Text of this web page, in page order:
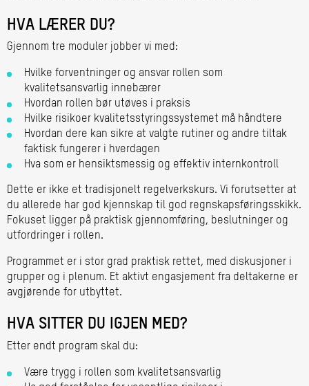
HVA LÆRER DU?
Gjennom tre moduler jobber vi med:
Hvilke forventninger og ansvar rollen som
kvalitetsansvarlig innebærer
Hvordan rollen bør utøves i praksis
Hvilke risikoer kvalitetsstyringssystemet må håndtere
Hvordan dere kan sikre at valgte rutiner og andre tiltak
faktisk fungerer i hverdagen
Hva som er hensiktsmessig og effektiv internkontroll
Dette er ikke et tradisjonelt regelverkskurs. Vi forutsetter at
du allerede har god kjennskap til god regnskapsføringsskikk.
Fokuset ligger på praktisk gjennomføring, beslutninger og
utfordringer i rollen.
Programmet er i stor grad praktisk rettet, med diskusjoner i
grupper og i plenum. Et aktivt engasjement fra deltakerne er
avgjørende for utbyttet.
HVA SITTER DU IGJEN MED?
Etter endt program skal du:
Være trygg i rollen som kvalitetsansvarlig